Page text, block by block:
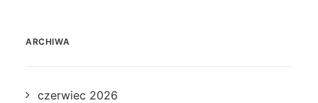
ARCHIWA
czerwiec 2026